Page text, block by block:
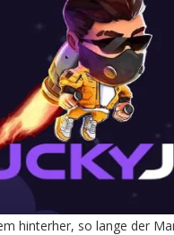
hinterher, so lange der